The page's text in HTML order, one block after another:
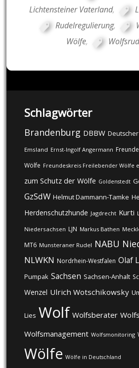
Lichtensteiner Vaterland,
Rudelregulierung,
Wölfe,
Schlagwörter
Brandenburg DBBW
Emsland Ernst-Ingolf Angermann
Wölfe Freundeskreis Freilebender Wölfe
zum Schutz der Wölfe Goldenstedt
GzSdW Helmut Dammann-Tamke
Herdenschutzhunde Jagdrecht Kurti
Niedersachsen LJN Markus Bathen
MT6 Munsteraner Rudel NABU
NLWKN Nordrhein-Westfalen Olaf
Pumpak Sachsen Sachsen-Anhalt
Wenzel Ulrich Wotschikowsky
Lies Wolf Wolfsberater
Wolfsmanagement Wolfsmonitoring
Wölfe Wölfe in Deutschland